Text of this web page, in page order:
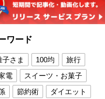
ワード
子さま 100均
旅行
電
スイーツ・お菓子
節約術
ダイエット